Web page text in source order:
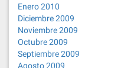
Enero 2010
Diciembre 2009
Noviembre 2009
Octubre 2009
Septiembre 2009
Agosto 2009